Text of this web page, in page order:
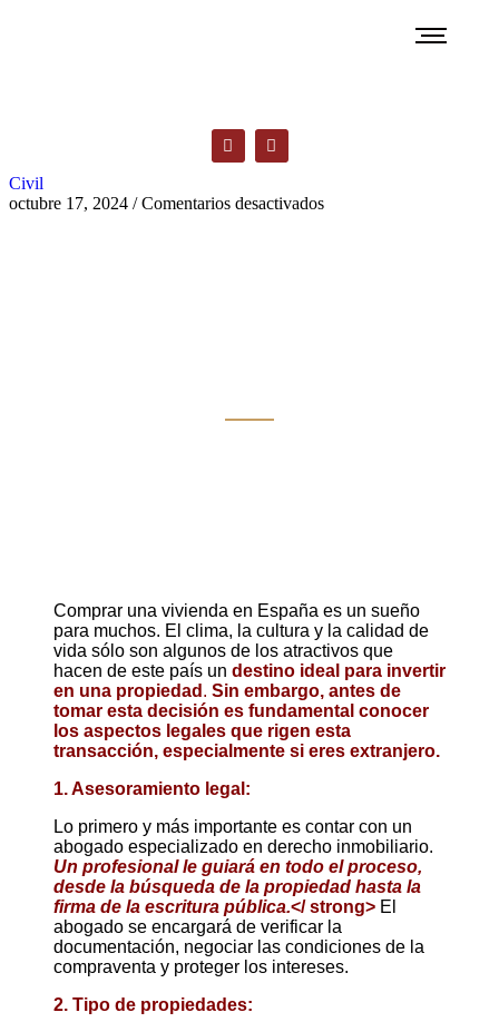
Civil
octubre 17, 2024 / Comentarios desactivados
Comprar una vivienda en España es un sueño
para muchos. El clima, la cultura y la calidad de
vida sólo son algunos de los atractivos que
hacen de este país un destino ideal para invertir
en una propiedad . Sin embargo, antes de
tomar esta decisión es fundamental conocer
los aspectos legales que rigen esta
transacción, especialmente si eres extranjero.
1. Asesoramiento legal:
Lo primero y más importante es contar con un
abogado especializado en derecho inmobiliario.
Un profesional le guiará en todo el proceso,
desde la búsqueda de la propiedad hasta la
firma de la escritura pública.</ strong> El
abogado se encargará de verificar la
documentación, negociar las condiciones de la
compraventa y proteger los intereses.
2. Tipo de propiedades: